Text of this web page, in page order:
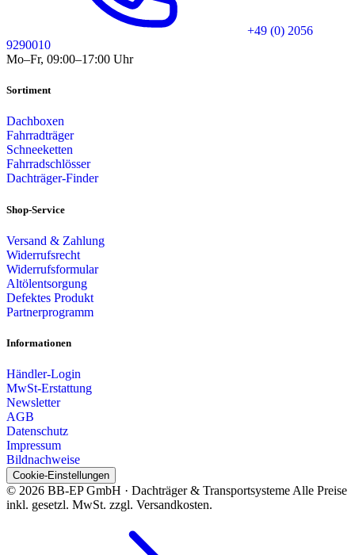
+49 (0) 2056
9290010
Mo–Fr, 09:00–17:00 Uhr
Sortiment
Dachboxen
Fahrradträger
Schneeketten
Fahrradschlösser
Dachträger-Finder
Shop-Service
Versand & Zahlung
Widerrufsrecht
Widerrufsformular
Altölentsorgung
Defektes Produkt
Partnerprogramm
Informationen
Händler-Login
MwSt-Erstattung
Newsletter
AGB
Datenschutz
Impressum
Bildnachweise
Cookie-Einstellungen
© 2026 BB-EP GmbH · Dachträger & Transportsysteme Alle Preise
inkl. gesetzl. MwSt. zzgl. Versandkosten.